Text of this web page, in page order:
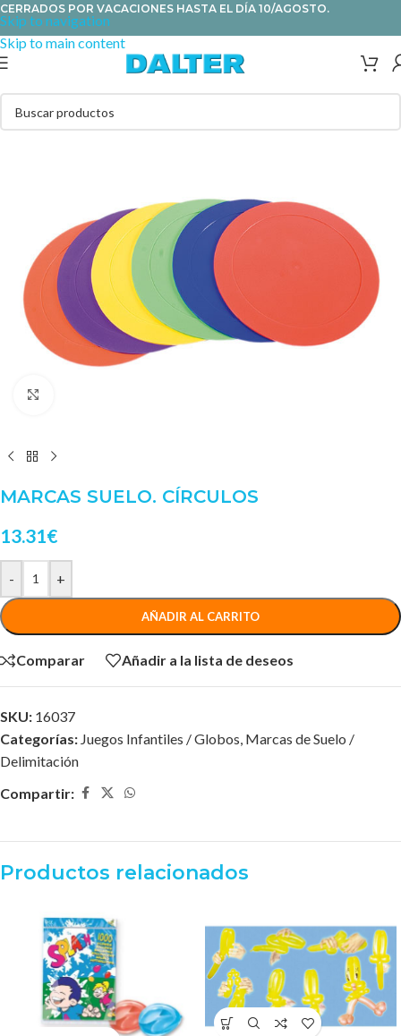
Skip to navigation
Skip to main content
CERRADOS POR VACACIONES HASTA EL DÍA 10/AGOSTO.
MARCAS SUELO. CÍRCULOS
13.31€
- +
AÑADIR AL CARRITO
Comparar Añadir a la lista de deseos
SKU: 16037
Categorías: Juegos Infantiles / Globos Marcas de Suelo /
Delimitación
Compartir:
Productos relacionados